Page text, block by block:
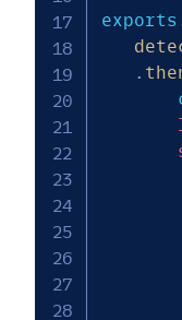
exports
.